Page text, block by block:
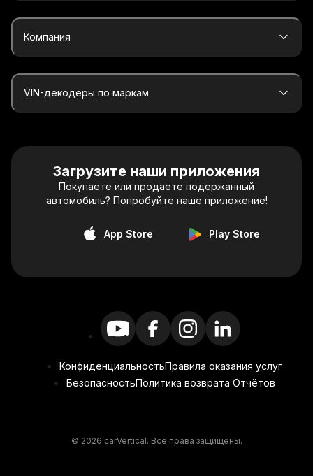
Компания
VIN-декодеры по маркам
Загрузите наши приложения
Покупаете или продаете подержанный
автомобиль? Попробуйте наше приложение!
App Store Play Store
КонфиденциальностьПравила оказания услуг
БезопасностьПолитика возврата Отчётов
© 2026 carVertical. Все права защищены.